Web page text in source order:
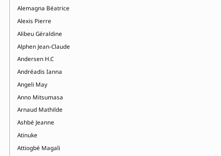
Alemagna Béatrice
Alexis Pierre
Alibeu Géraldine
Alphen Jean-Claude
Andersen H.C
Andréadis Ianna
Angeli May
Anno Mitsumasa
Arnaud Mathilde
Ashbé Jeanne
Atinuke
Attiogbé Magali